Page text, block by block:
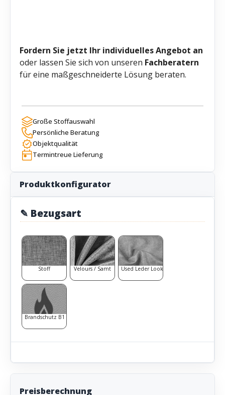
Fordern Sie jetzt Ihr individuelles Angebot an
oder lassen Sie sich von unseren Fachberatern
für eine maßgeschneiderte Lösung beraten.
Große Stoffauswahl
Persönliche Beratung
Objektqualität
Termintreue Lieferung
Produktkonfigurator
✎ Bezugsart
Stoff Velours / Samt Used Leder Look
Brandschutz B1
Preisberechnung